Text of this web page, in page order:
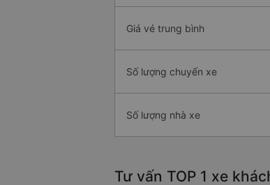
Giá vé trung bình
Số lượng chuyến xe
Số lượng nhà xe
Tư vấn TOP 1 xe